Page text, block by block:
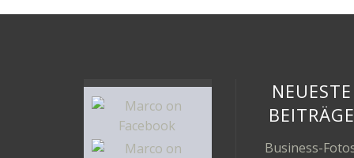
NEUESTE
BEITRÄGE
Business-